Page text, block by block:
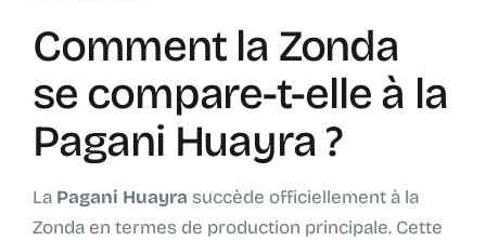
Comment la Zonda
se compare-t-elle à la
Pagani Huayra ?
La Pagani Huayra succède officiellement à la
Zonda en termes de production principale. Cette